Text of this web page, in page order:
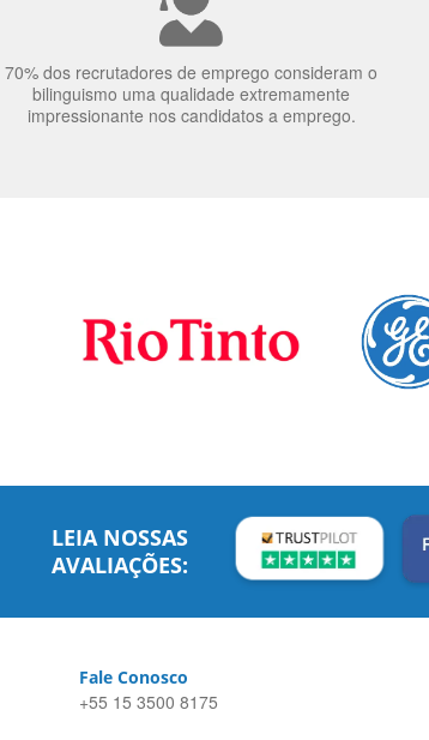
70% dos recrutadores de emprego consideram o
bilinguismo uma qualidade extremamente
impressionante nos candidatos a emprego.
LEIA NOSSAS
AVALIAÇÕES:
Fale Conosco
+55 15 3500 8175